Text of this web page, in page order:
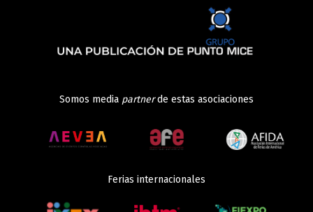
Somos media partnerde estas asociaciones
Ferias internacionales